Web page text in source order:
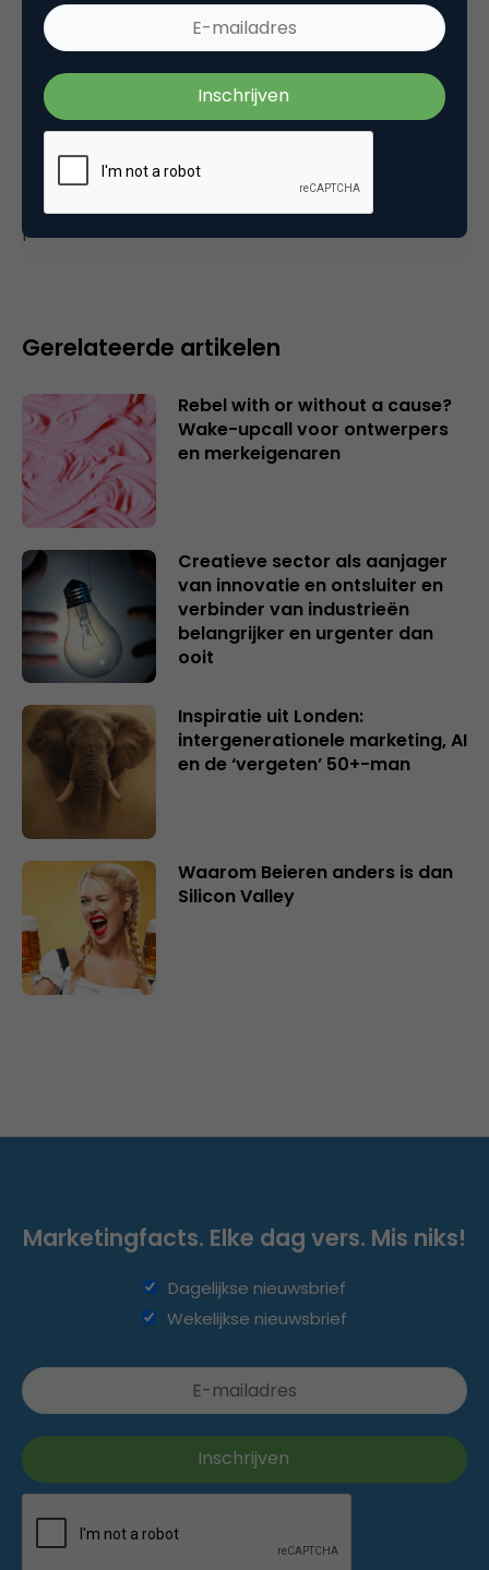
Commerce
Plaats reactie
om een reactie te
plaatsen.
Gerelateerde artikelen
Rebel with or without a cause?
Wake-upcall voor ontwerpers
en merkeigenaren
Creatieve sector als aanjager
van innovatie en ontsluiter en
verbinder van industrieën
belangrijker en urgenter dan
ooit
Inspiratie uit Londen:
intergenerationele marketing, AI
en de ‘vergeten’ 50+-man
Waarom Beieren anders is dan
Silicon Valley
Marketingfacts. Elke dag vers. Mis niks!
Dagelijkse nieuwsbrief
Wekelijkse nieuwsbrief